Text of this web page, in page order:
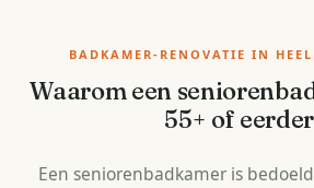
BADKAMER-RENOVATIE IN
Waarom een
55+ of
Een seniorenbadkamer is